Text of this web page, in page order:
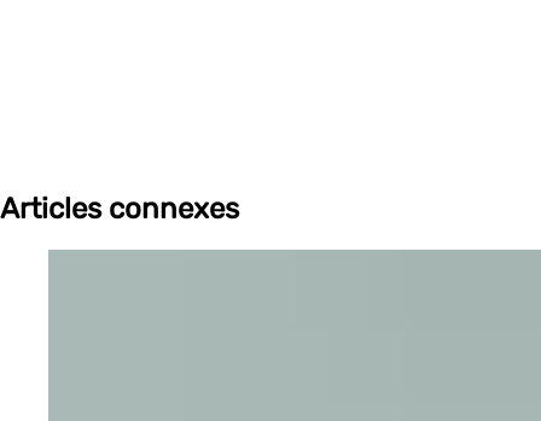
Articles connexes